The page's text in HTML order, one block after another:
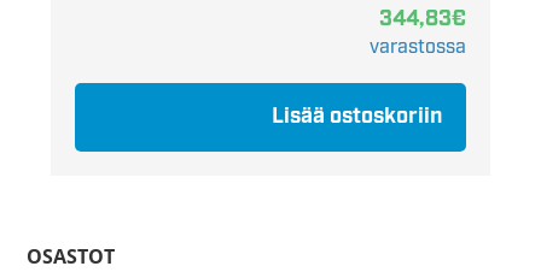
344,83€
varastossa
Lisää ostoskoriin
OSASTOT